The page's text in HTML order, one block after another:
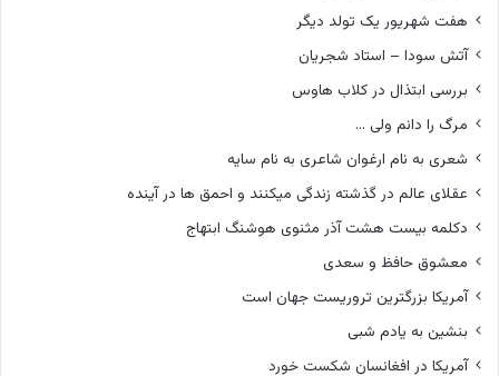
هفت شهریور یک تولد دیگر
آتش سودا – استاد شجریان
بررسی ابتذال در کلاب هاوس
مرگ را دانم ولی …
شعری به نام ارغوان شاعری به نام سایه
عقلای عالم در گذشته زندگی میکنند و احمق ها در آینده
دکلمه بیست هشت آذر مثنوی هوشنگ ابتهاج
معشوق حافظ و سعدی
آمریکا بزرگترین تروریست جهان است
بنشین به یادم شبی
آمریکا در افغانسان شکست خورد